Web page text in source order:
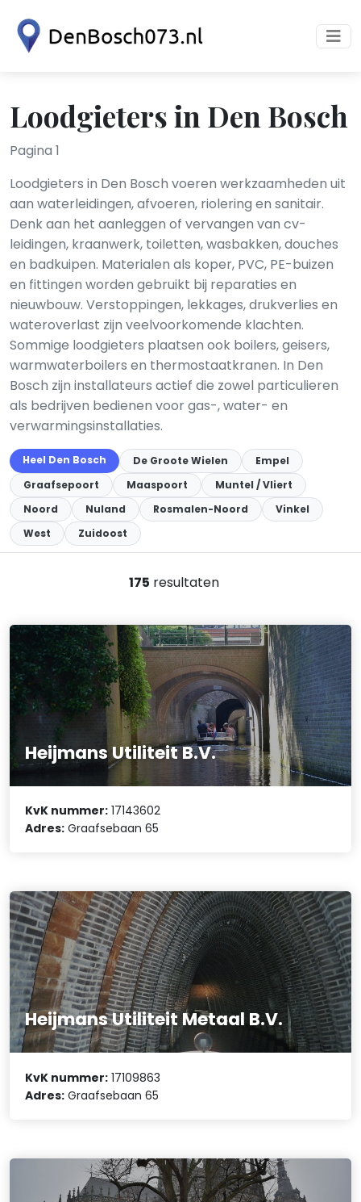
Loodgieters in Den Bosch
Pagina 1
Loodgieters in Den Bosch voeren werkzaamheden uit
aan waterleidingen, afvoeren, riolering en sanitair.
Denk aan het aanleggen of vervangen van cv-
leidingen, kraanwerk, toiletten, wasbakken, douches
en badkuipen. Materialen als koper, PVC, PE-buizen
en fittingen worden gebruikt bij reparaties en
nieuwbouw. Verstoppingen, lekkages, drukverlies en
wateroverlast zijn veelvoorkomende klachten.
Sommige loodgieters plaatsen ook boilers, geisers,
warmwaterboilers en thermostaatkranen. In Den
Bosch zijn installateurs actief die zowel particulieren
als bedrijven bedienen voor gas-, water- en
verwarmingsinstallaties.
Heel Den Bosch De Groote Wielen
Empel
Graafsepoort
Maaspoort
Muntel / Vliert
Noord
Nuland Rosmalen-Noord
Vinkel
West
Zuidoost
175 resultaten
Heijmans Utiliteit B.V.
KvK nummer: 17143602
Adres: Graafsebaan 65
Heijmans Utiliteit Metaal B.V.
KvK nummer: 17109863
Adres: Graafsebaan 65